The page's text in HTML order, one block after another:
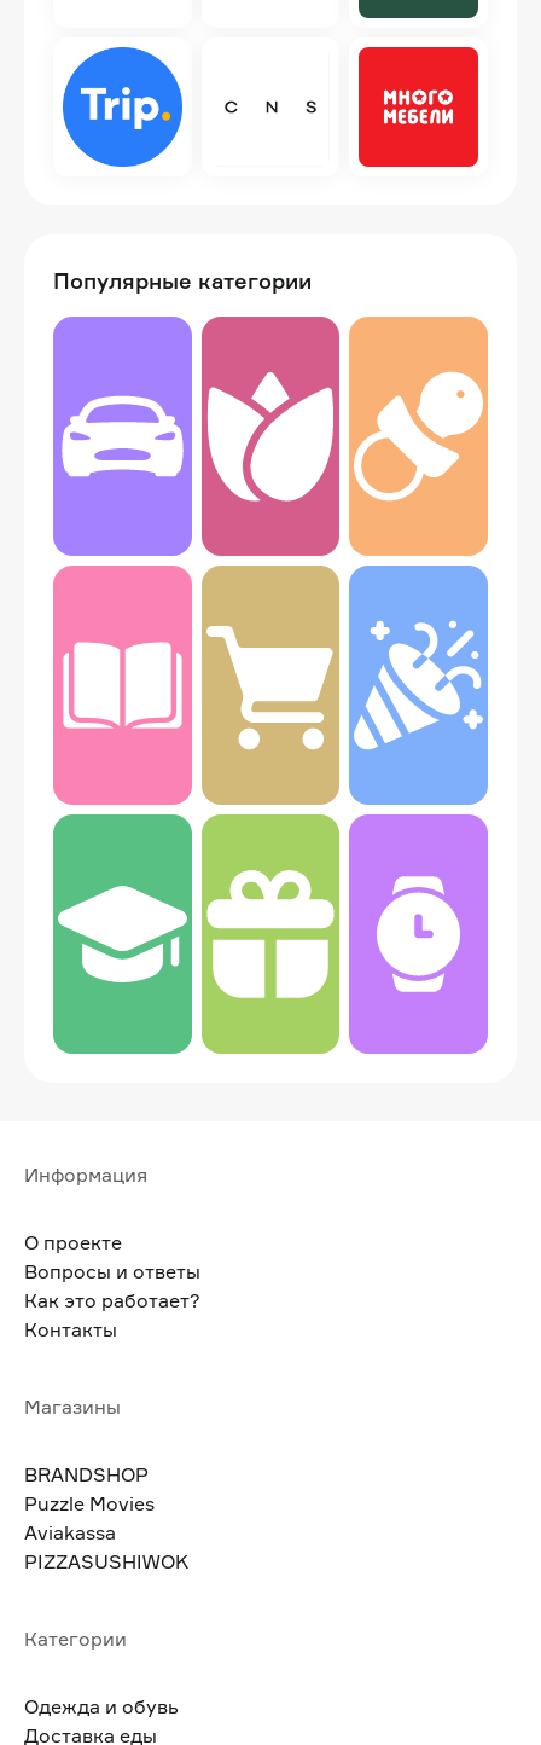
Популярные категории
Информация
О проекте
Вопросы и ответы
Как это работает?
Контакты
Магазины
BRANDSHOP
Puzzle Movies
Aviakassa
PIZZASUSHIWOK
Категории
Одежда и обувь
Доставка еды